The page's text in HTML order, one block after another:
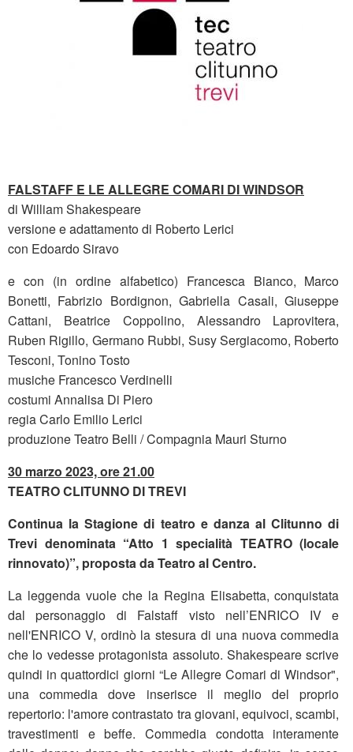
FALSTAFF E LE ALLEGRE COMARI DI WINDSOR
di William Shakespeare
versione e adattamento di Roberto Lerici
con Edoardo Siravo
e con (in ordine alfabetico) Francesca Bianco, Marco
Bonetti, Fabrizio Bordignon, Gabriella Casali, Giuseppe
Cattani, Beatrice Coppolino, Alessandro Laprovitera,
Ruben Rigillo, Germano Rubbi, Susy Sergiacomo, Roberto
Tesconi, Tonino Tosto
musiche Francesco Verdinelli
costumi Annalisa Di Piero
regia Carlo Emilio Lerici
produzione Teatro Belli / Compagnia Mauri Sturno
30 marzo 2023, ore 21.00
TEATRO CLITUNNO DI TREVI
Continua la Stagione di teatro e danza al Clitunno di
Trevi denominata “Atto 1 specialità TEATRO (locale
rinnovato)”, proposta da Teatro al Centro.
La leggenda vuole che la Regina Elisabetta, conquistata
dal personaggio di Falstaff visto nell’ENRICO IV e
nell'ENRICO V, ordinò la stesura di una nuova commedia
che lo vedesse protagonista assoluto. Shakespeare scrive
quindi in quattordici giorni “Le Allegre Comari di Windsor",
una commedia dove inserisce il meglio del proprio
repertorio: l'amore contrastato tra giovani, equivoci, scambi,
travestimenti e beffe. Commedia condotta interamente